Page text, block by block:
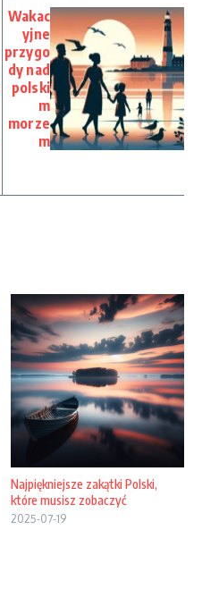
Wakac
yjne
przygo
dy nad
polski
m
morze
m
Najpiękniejsze zakątki Polski,
które musisz zobaczyć
2025-07-19